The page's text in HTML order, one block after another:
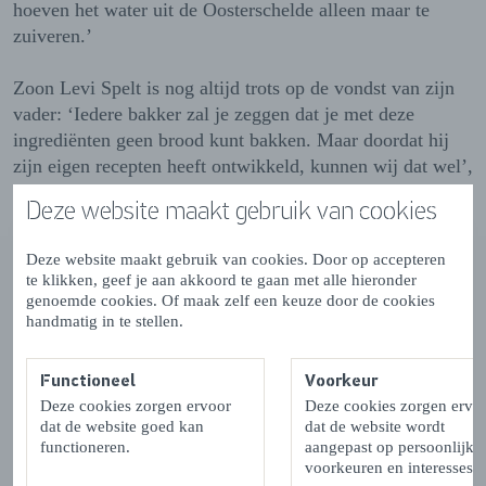
Deze website maakt gebruik van cookies
Deze website maakt gebruik van cookies. Door op accepteren
te klikken, geef je aan akkoord te gaan met alle hieronder
genoemde cookies. Of maak zelf een keuze door de cookies
handmatig in te stellen.
Functioneel
Deze cookies zorgen ervoor
dat de website goed kan
functioneren.
Voorkeur
Deze cookies zorgen
dat de website wordt
aangepast op persoonlijke
voorkeuren en interesses.
hoeven het water uit de Oosterschelde alleen maar te
zuiveren.’
Zoon Levi Spelt is nog altijd trots op de vondst van zijn
vader: ‘Iedere bakker zal je zeggen dat je met deze
ingrediënten geen brood kunt bakken. Maar doordat hij
zijn eigen recepten heeft ontwikkeld, kunnen wij dat wel’,
krijgen vaak terug dat mensen dol zijn op de combinatie
Met een koffertje Zeeland het land in
Marcel echt bijzonder vindt aan zijn werk? ‘Dat wij als
het ware met een koffertje Zeeland het land in mogen en
de leuke gesprekken die dat oplevert. Iedereen heeft wel
wat met de provincie en voor je het weet hebben we het
over allerlei vakantieherinneringen. Dan denk ik: o ja,